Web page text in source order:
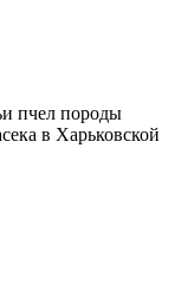
пчел породы
в Харьковской